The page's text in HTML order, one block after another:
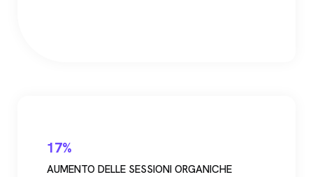
17%
AUMENTO DELLE SESSIONI ORGANICHE